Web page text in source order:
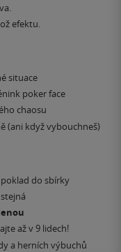
efektu.
situace
poker face
chaosu
(ani když vybouchneš)
do sbírky
až v 9 lidech!
a herních výbuchů